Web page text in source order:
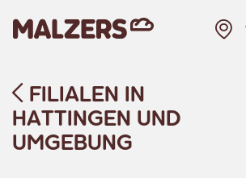
Zum Hauptinhalt
FILIALEN IN
HATTINGEN UND
UMGEBUNG